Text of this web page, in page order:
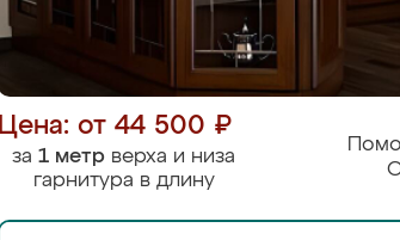
Цена: от 44 500 ₽
за 1 метр верха и низа
гарнитура в длину